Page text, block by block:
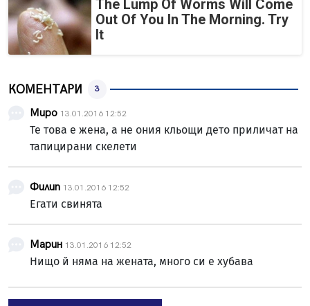
The Lump Of Worms Will Come
Out Of You In The Morning. Try
It
КОМЕНТАРИ 3
Миро 13.01.2016 12:52
Те това е жена, а не ония кльощи дето приличат на
тапицирани скелети
Филип 13.01.2016 12:52
Егати свинята
Марин 13.01.2016 12:52
Нищо й няма на жената, много си е хубава